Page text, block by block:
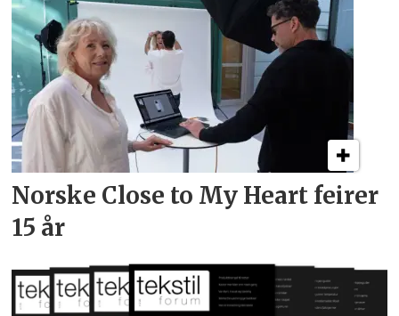
Norske Close to My Heart feirer
15 år